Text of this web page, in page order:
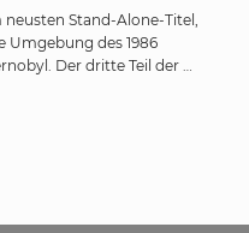
neusten Stand-Alone-Titel,
Umgebung des 1986
Der dritte Teil der …